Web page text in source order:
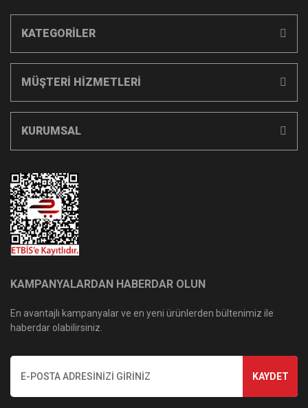
KATEGORİLER
MÜŞTERİ HİZMETLERİ
KURUMSAL
KAMPANYALARDAN HABERDAR OLUN
En avantajlı kampanyalar ve en yeni ürünlerden bültenimiz ile
haberdar olabilirsiniz.
KAYDET